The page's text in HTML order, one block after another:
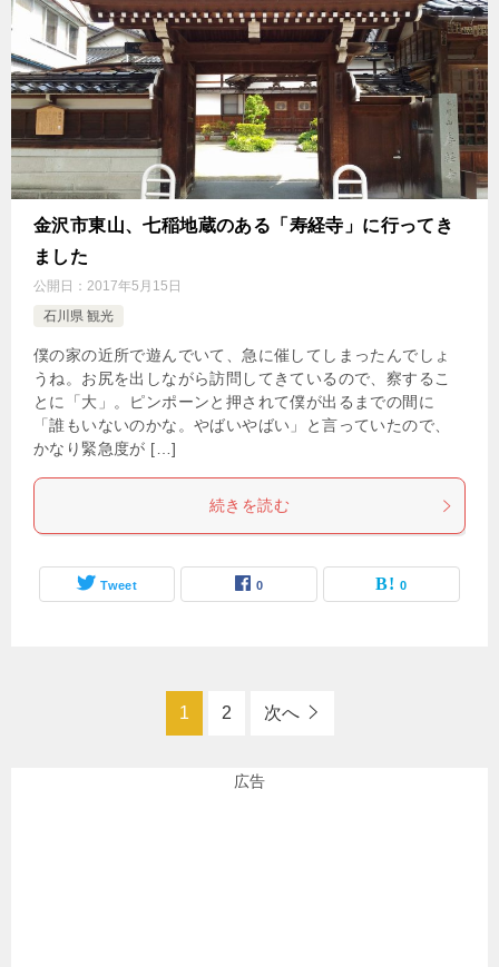
金沢市東山、七稲地蔵のある「寿経寺」に行ってき
ました
公開日： 2017年5月15日
石川県 観光
僕の家の近所で遊んでいて、急に催してしまったんでしょ
うね。お尻を出しながら訪問してきているので、察するこ
とに「大」。ピンポーンと押されて僕が出るまでの間に
「誰もいないのかな。やばいやばい」と言っていたので、
かなり緊急度が […]
続きを読む
Tweet 0 0
1 2 次へ
広告